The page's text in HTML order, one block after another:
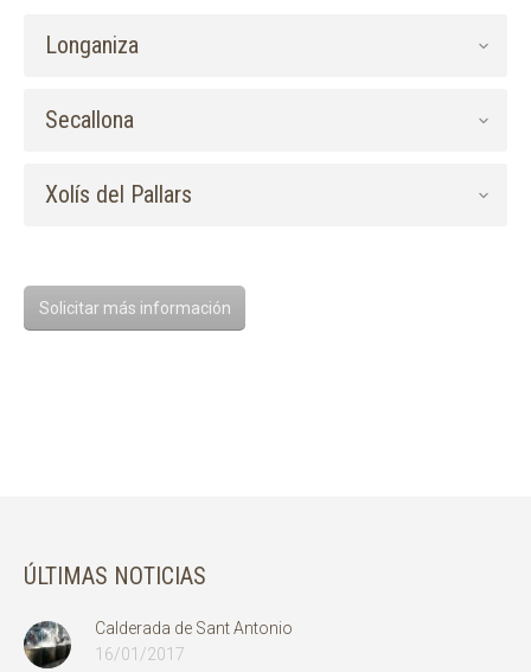
Longaniza
Secallona
Xolís del Pallars
Solicitar más información
ÚLTIMAS NOTICIAS
Calderada de Sant Antonio
16/01/2017